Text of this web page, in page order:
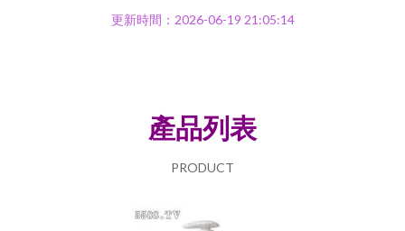
更新時間：2026-06-19 21:05:14
產品列表
PRODUCT